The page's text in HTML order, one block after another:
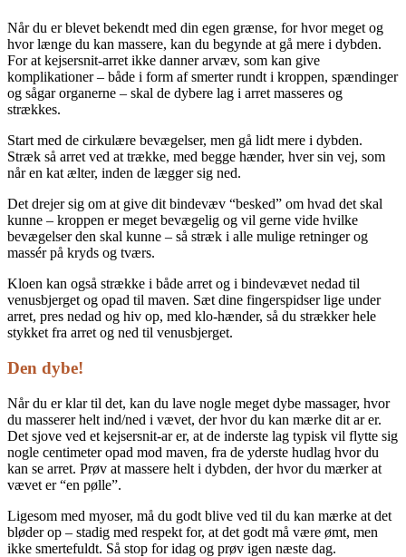
Når du er blevet bekendt med din egen grænse, for hvor meget og
hvor længe du kan massere, kan du begynde at gå mere i dybden.
For at kejsersnit-arret ikke danner arvæv, som kan give
komplikationer – både i form af smerter rundt i kroppen, spændinger
og sågar organerne – skal de dybere lag i arret masseres og
strækkes.
Start med de cirkulære bevægelser, men gå lidt mere i dybden.
Stræk så arret ved at trække, med begge hænder, hver sin vej, som
når en kat ælter, inden de lægger sig ned.
Det drejer sig om at give dit bindevæv “besked” om hvad det skal
kunne – kroppen er meget bevægelig og vil gerne vide hvilke
bevægelser den skal kunne – så stræk i alle mulige retninger og
massér på kryds og tværs.
Kloen kan også strække i både arret og i bindevævet nedad til
venusbjerget og opad til maven. Sæt dine fingerspidser lige under
arret, pres nedad og hiv op, med klo-hænder, så du strækker hele
stykket fra arret og ned til venusbjerget.
Den dybe!
Når du er klar til det, kan du lave nogle meget dybe massager, hvor
du masserer helt ind/ned i vævet, der hvor du kan mærke dit ar er.
Det sjove ved et kejsersnit-ar er, at de inderste lag typisk vil flytte sig
nogle centimeter opad mod maven, fra de yderste hudlag hvor du
kan se arret. Prøv at massere helt i dybden, der hvor du mærker at
vævet er “en pølle”.
Ligesom med myoser, må du godt blive ved til du kan mærke at det
bløder op – stadig med respekt for, at det godt må være ømt, men
ikke smertefuldt. Så stop for idag og prøv igen næste dag.